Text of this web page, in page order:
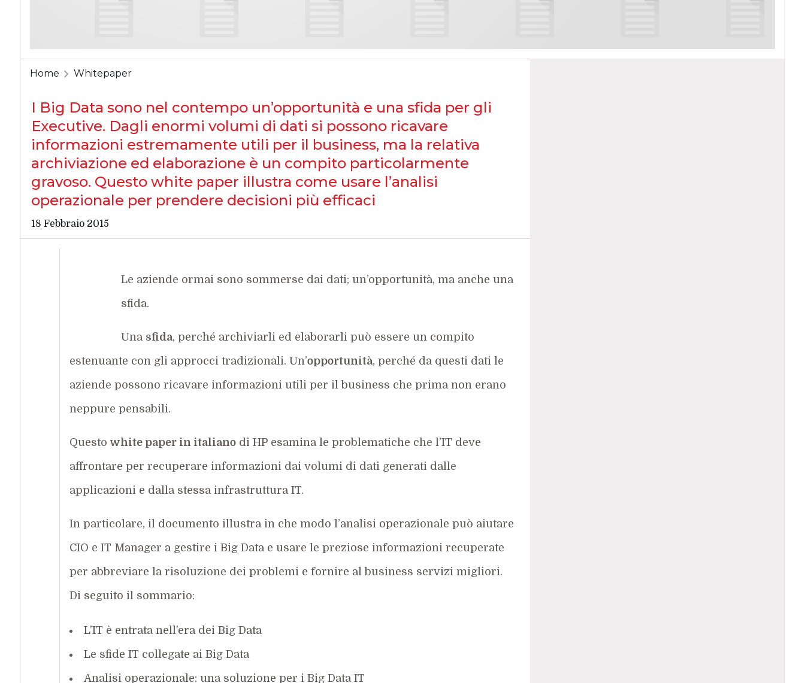
Home Whitepaper
I Big Data sono nel contempo un’opportunità e una sfida per gli
Executive. Dagli enormi volumi di dati si possono ricavare
informazioni estremamente utili per il business, ma la relativa
archiviazione ed elaborazione è un compito particolarmente
gravoso. Questo white paper illustra come usare l’analisi
operazionale per prendere decisioni più efficaci
18 Febbraio 2015
Le aziende ormai sono sommerse dai dati; un’opportunità, ma anche una
sfida.
Una sfida, perché archiviarli ed elaborarli può essere un compito
estenuante con gli approcci tradizionali. Un’opportunità, perché da questi dati le
aziende possono ricavare informazioni utili per il business che prima non erano
neppure pensabili.
Questo white paper in italianodi HP esamina le problematiche che l’IT deve
affrontare per recuperare informazioni dai volumi di dati generati dalle
applicazioni e dalla stessa infrastruttura IT.
In particolare, il documento illustra in che modo l’analisi operazionale può aiutare
CIO e IT Manager a gestire i Big Data e usare le preziose informazioni recuperate
per abbreviare la risoluzione dei problemi e fornire al business servizi migliori.
Di seguito il sommario:
L’IT è entrata nell’era dei Big Data
Le sfide IT collegate ai Big Data
Analisi operazionale: una soluzione per i Big Data IT